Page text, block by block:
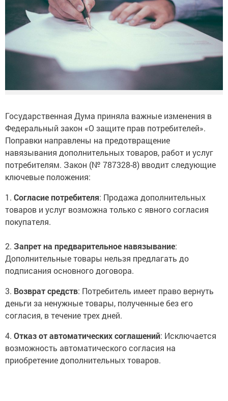
Государственная Дума приняла важные изменения в
Федеральный закон «О защите прав потребителей».
Поправки направлены на предотвращение
навязывания дополнительных товаров, работ и услуг
потребителям. Закон (№ 787328-8) вводит следующие
ключевые положения:
1. Согласие потребителя: Продажа дополнительных
товаров и услуг возможна только с явного согласия
покупателя.
2. Запрет на предварительное навязывание:
Дополнительные товары нельзя предлагать до
подписания основного договора.
3. Возврат средств: Потребитель имеет право вернуть
деньги за ненужные товары, полученные без его
согласия, в течение трех дней.
4. Отказ от автоматических соглашений: Исключается
возможность автоматического согласия на
приобретение дополнительных товаров.